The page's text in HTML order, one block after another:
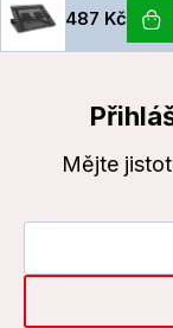
487 Kč
Mějte